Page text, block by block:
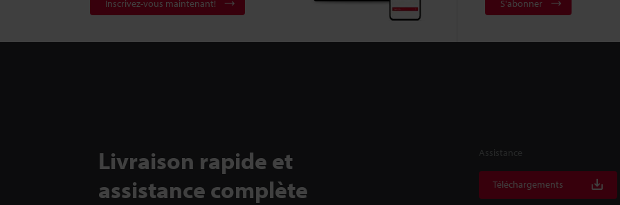
Inscrivez-vous maintenant! S'abonner
Livraison rapide et
assistance complète
Assistance
Téléchargements